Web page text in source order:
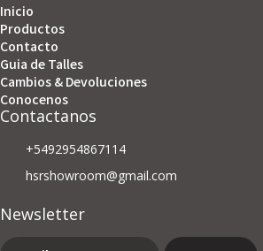
Inicio
Productos
Contacto
Guia de Talles
Cambios & Devoluciones
Conocenos
Contactanos
+5492954867114
hsrshowroom@gmail.com
Newsletter